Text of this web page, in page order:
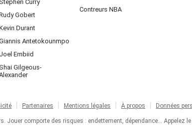
Stephen Curry
Gobert
Durant
Antetokounmpo
Joel Embiid
Shai Gilgeous-
Contreurs NBA
Partenaires Mentions légales À propos Données
Jouer comporte des risques : endettement, dépendance... Appelez